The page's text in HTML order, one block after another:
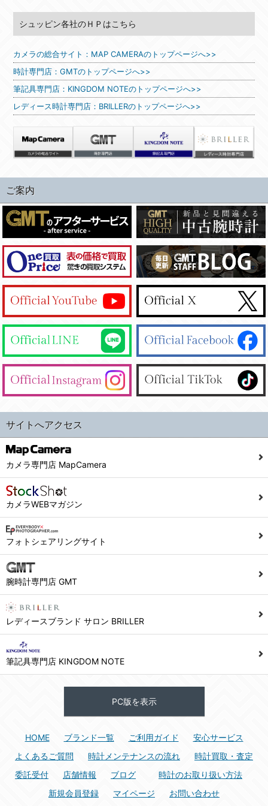
シュッピン各社のＨＰはこちら
カメラの総合サイト：MAP CAMERAのトップページへ>>
時計専門店：GMTのトップページへ>>
筆記具専門店：KINGDOM NOTEのトップページへ>>
レディース時計専門店：BRILLERのトップページへ>>
ご案内
サイトへアクセス
カメラ専門店 MapCamera
カメラWEBマガジン
フォトシェアリングサイト
腕時計専門店 GMT
レディースブランド サロン BRILLER
筆記具専門店 KINGDOM NOTE
PC版を表示
HOME ブランド一覧 ご利用ガイド
安心サービス
よくあるご質問
時計メンテナンスの流れ
時計買取・査定
委託受付
店舗情報 ブログ
時計のお取り扱い方法
新規会員登録
マイページ お問い合わせ